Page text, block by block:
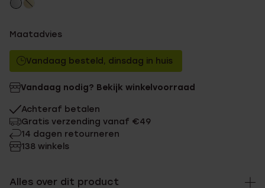
Maatadvies
Vandaag besteld, dinsdag in huis
Vandaag nodig? Bekijk winkelvoorraad
Achteraf betalen
Gratis verzending vanaf €49
14 dagen retourneren
138 winkels
Alles over dit product